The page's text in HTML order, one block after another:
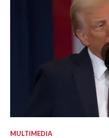
MULTIMEDIA